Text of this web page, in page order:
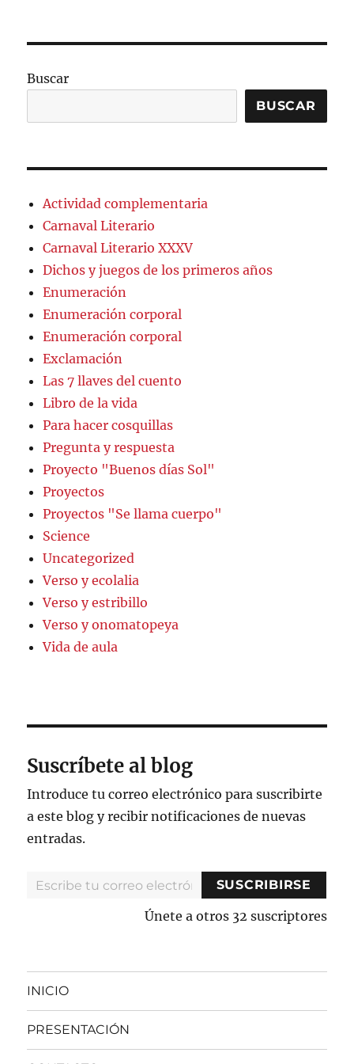
Buscar
BUSCAR
Actividad complementaria
Carnaval Literario
Carnaval Literario XXXV
Dichos y juegos de los primeros años
Enumeración
Enumeración corporal
Enumeración corporal
Exclamación
Las 7 llaves del cuento
Libro de la vida
Para hacer cosquillas
Pregunta y respuesta
Proyecto "Buenos días Sol"
Proyectos
Proyectos "Se llama cuerpo"
Science
Uncategorized
Verso y ecolalia
Verso y estribillo
Verso y onomatopeya
Vida de aula
Suscríbete al blog
Introduce tu correo electrónico para suscribirte
a este blog y recibir notificaciones de nuevas
entradas.
SUSCRIBIRSE
Únete a otros 32 suscriptores
INICIO
PRESENTACIÓN